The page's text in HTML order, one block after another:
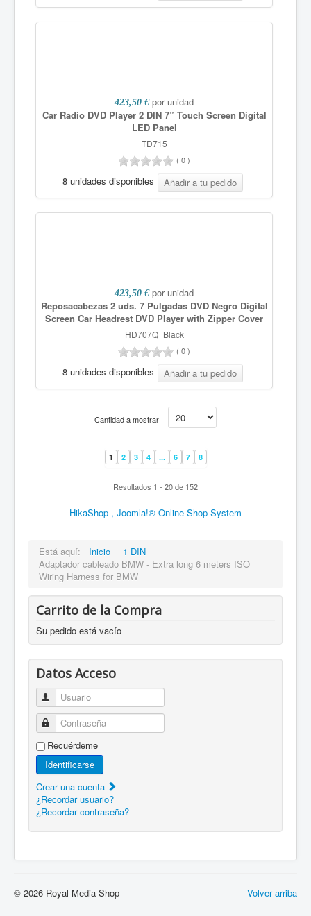
423,50 € por unidad
Car Radio DVD Player 2 DIN 7” Touch Screen Digital
LED Panel
TD715
( 0)
8 unidades disponibles
423,50 € por unidad
Reposacabezas 2 uds. 7 Pulgadas DVD Negro Digital
Screen Car Headrest DVD Player with Zipper Cover
HD707Q_Black
( 0)
8 unidades disponibles
Cantidad a mostrar
1 2 3 4 ... 6 7 8
Resultados 1 - 20 de 152
HikaShop , Joomla!® Online Shop System
Está aquí: Inicio
1 DIN
Adaptador cableado BMW - Extra long 6 meters ISO
Wiring Harness for BMW
Carrito de la Compra
Su pedido está vacío
Datos Acceso
Usuario
Contraseña
Recuérdeme
Identificarse
Crear una cuenta
¿Recordar usuario?
¿Recordar contraseña?
Volver arriba
© 2026 Royal Media Shop